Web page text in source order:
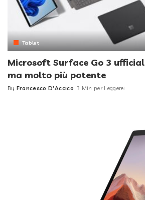
Tablet
Microsoft Surface Go 3
ma molto più potente
Posted
By Francesco D'Accico 3 Min per Leggere